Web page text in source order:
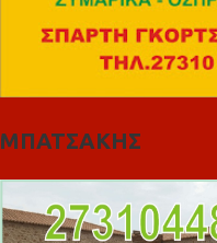
ΜΠΑΤΣΑΚΗΣ